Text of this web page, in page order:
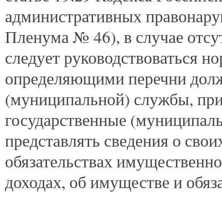
административных
Пленума № 46), в случае
следует руководствоваться
определяющими перечни
(муниципальной) службы,
государственные
представлять сведения о
обязательствах
доходах, об имуществе и